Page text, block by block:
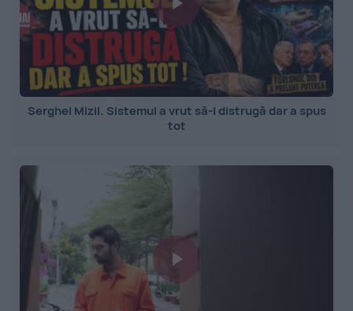
Serghei Mizil. Sistemul a vrut să-l distrugă dar a spus
tot